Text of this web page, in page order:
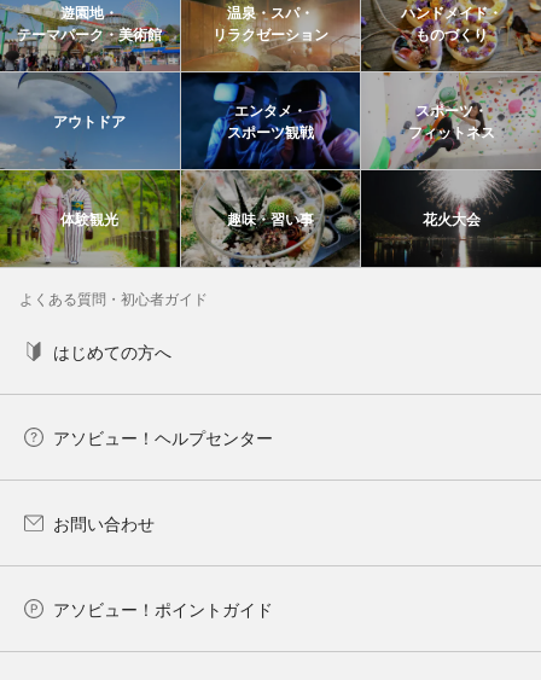
遊園地・
テーマパーク・美術館
温泉・スパ・
リラクゼーション
ハンドメイド・
ものづくり
アウトドア
エンタメ・
スポーツ観戦
スポーツ・
フィットネス
体験観光 趣味・習い事 花火大会
よくある質問・初心者ガイド
はじめての方へ
アソビュー！ヘルプセンター
お問い合わせ
アソビュー！ポイントガイド